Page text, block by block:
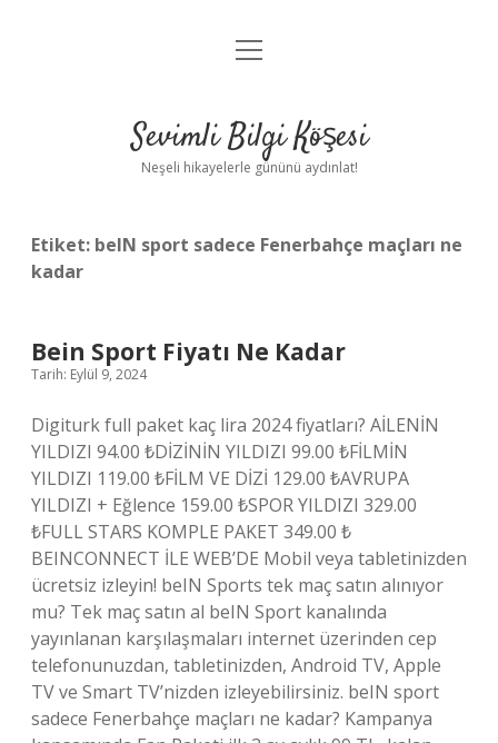
Anasayfa
Yasal Uyarı
menüyü
Sevimli Bilgi Köşesi
Neşeli hikayelerle gününü aydınlat!
Etiket: beIN sport sadece Fenerbahçe maçları ne
kadar
Bein Sport Fiyatı Ne Kadar
Tarih: Eylül 9, 2024
Digiturk full paket kaç lira 2024 fiyatları? AİLENİN
YILDIZI 94.00 ₺DİZİNİN YILDIZI 99.00 ₺FİLMİN
YILDIZI 119.00 ₺FİLM VE DİZİ 129.00 ₺AVRUPA
YILDIZI + Eğlence 159.00 ₺SPOR YILDIZI 329.00
₺FULL STARS KOMPLE PAKET 349.00 ₺
BEINCONNECT İLE WEB’DE Mobil veya tabletinizden
ücretsiz izleyin! beIN Sports tek maç satın alınıyor
mu? Tek maç satın al beIN Sport kanalında
yayınlanan karşılaşmaları internet üzerinden cep
telefonunuzdan, tabletinizden, Android TV, Apple
TV ve Smart TV’nizden izleyebilirsiniz. beIN sport
sadece Fenerbahçe maçları ne kadar? Kampanya